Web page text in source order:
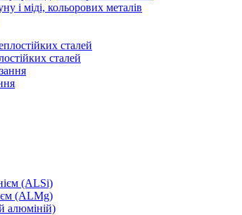
і міді, кольорових металів
сталей
(ALSi)
(ALMg)
алюміній)